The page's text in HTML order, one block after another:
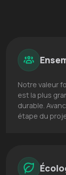
Notre valeur
est la plus
durable.
étape du